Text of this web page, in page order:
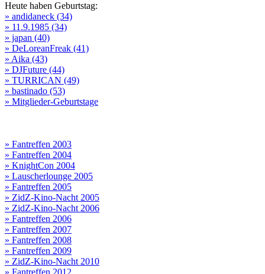
Heute haben Geburtstag:
» andidaneck (34)
» 11.9.1985 (34)
» japan (40)
» DeLoreanFreak (41)
» Aika (43)
» DJFuture (44)
» TURRICAN (49)
» bastinado (53)
» Mitglieder-Geburtstage
» Fantreffen 2003
» Fantreffen 2004
» KnightCon 2004
» Lauscherlounge 2005
» Fantreffen 2005
» ZidZ-Kino-Nacht 2005
» ZidZ-Kino-Nacht 2006
» Fantreffen 2006
» Fantreffen 2007
» Fantreffen 2008
» Fantreffen 2009
» ZidZ-Kino-Nacht 2010
» Fantreffen 2012